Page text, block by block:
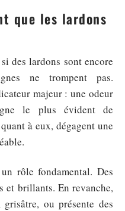
que les lardons
des lardons sont encore
ne trompent pas.
majeur : une odeur
le plus évident de
à eux, dégagent une
rôle fondamental. Des
et brillants. En revanche,
ou présente des